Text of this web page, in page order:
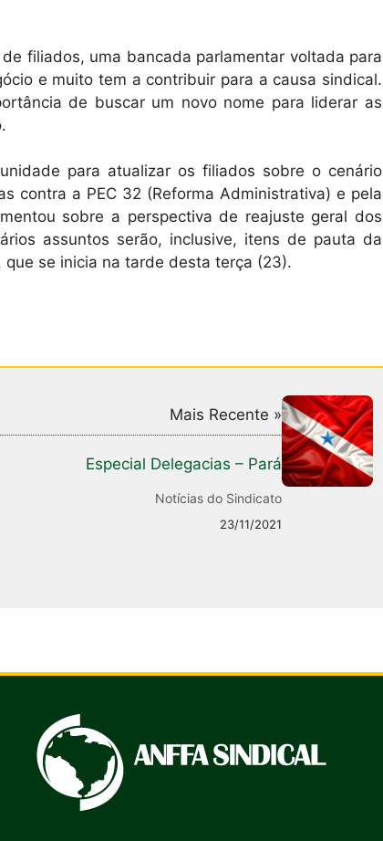
filiados, uma bancada parlamentar voltada para
e muito tem a contribuir para a causa sindical.
de buscar um novo nome para liderar as
para atualizar os filiados sobre o cenário
contra a PEC 32 (Reforma Administrativa) e pela
sobre a perspectiva de reajuste geral dos
assuntos serão, inclusive, itens de pauta da
se inicia na tarde desta terça (23).
Mais Recente »
Especial Delegacias – Pará
Notícias do Sindicato
23/11/2021